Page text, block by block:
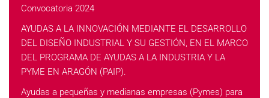
Convocatoria 2024
AYUDAS A LA INNOVACIÓN MEDIANTE EL DESARROLLO
DEL DISEÑO INDUSTRIAL Y SU GESTIÓN, EN EL MARCO
DEL PROGRAMA DE AYUDAS A LA INDUSTRIA Y LA
PYME EN ARAGÓN (PAIP).
Ayudas a pequeñas y medianas empresas (Pymes) para